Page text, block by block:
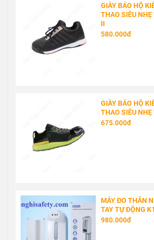
GIÀY BẢO HỘ
THAO SIÊU
II
580.000đ
GIÀY BẢO HỘ
THAO SIÊU
675.000đ
MÁY ĐO THÂN
TAY TỰ ĐỘNG
980.000đ